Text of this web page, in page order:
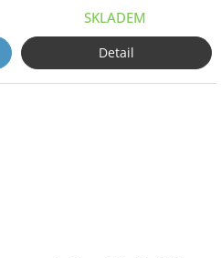
SKLADEM
Detail